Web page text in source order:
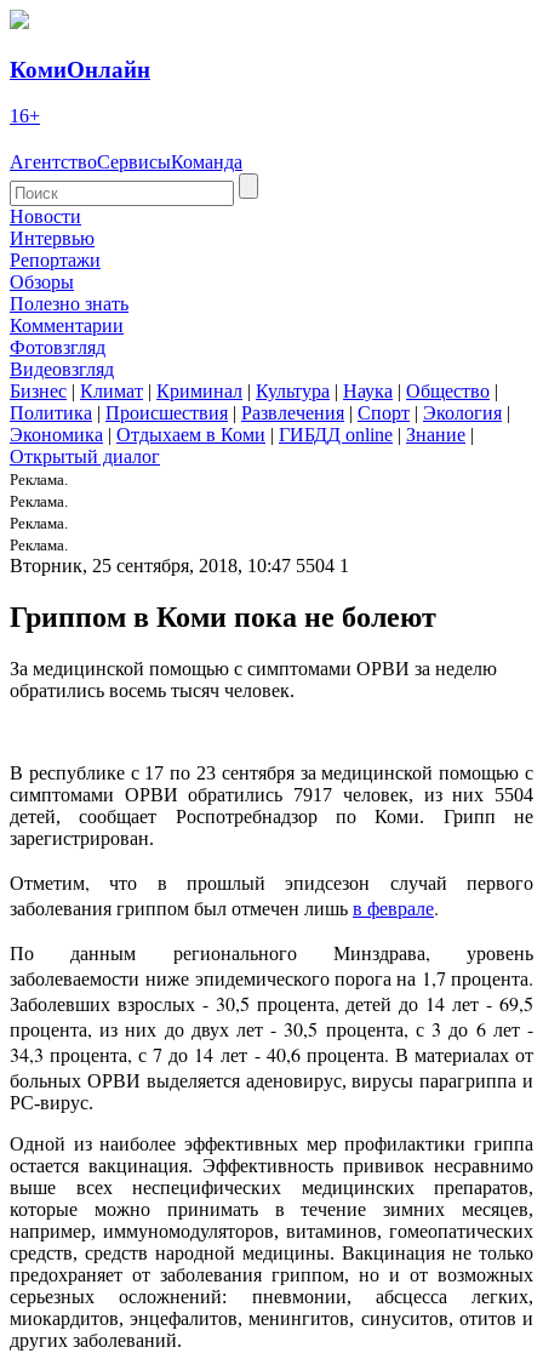
КомиОнлайн
16+
АгентствоСервисыКоманда
Новости
Интервью
Репортажи
Обзоры
Полезно знать
Комментарии
Фотовзгляд
Видеовзгляд
Бизнес | Климат | Криминал | Культура | Наука | Общество |
Политика | Происшествия | Развлечения | Спорт | Экология |
Экономика | Отдыхаем в Коми | ГИБДД online | Знание |
Открытый диалог
Реклама.
Реклама.
Реклама.
Реклама.
Вторник, 25 сентября, 2018, 10:47 5504 1
Гриппом в Коми пока не болеют
За медицинской помощью с симптомами ОРВИ за неделю
обратились восемь тысяч человек.
В республике с 17 по 23 сентября за медицинской помощью с
симптомами ОРВИ обратились 7917 человек, из них 5504
детей, сообщает Роспотребнадзор по Коми. Грипп не
зарегистрирован.
Отметим, что в прошлый эпидсезон случай первого
заболевания гриппом был отмечен лишьв феврале.
По данным регионального Минздрава, уровень
заболеваемости ниже эпидемического порога на 1,7 процента.
Заболевших взрослых - 30,5 процента, детей до 14 лет - 69,5
процента, из них до двух лет - 30,5 процента, с 3 до 6 лет -
34,3 процента, с 7 до 14 лет - 40,6 процента. В материалах от
больных ОРВИ выделяется аденовирус, вирусы парагриппа и
РС-вирус.
Одной из наиболее эффективных мер профилактики гриппа
остается вакцинация. Эффективность прививок несравнимо
выше всех неспецифических медицинских препаратов,
которые можно принимать в течение зимних месяцев,
например, иммуномодуляторов, витаминов, гомеопатических
средств, средств народной медицины. Вакцинация не только
предохраняет от заболевания гриппом, но и от возможных
серьезных осложнений: пневмонии, абсцесса легких,
миокардитов, энцефалитов, менингитов, синуситов, отитов и
других заболеваний.